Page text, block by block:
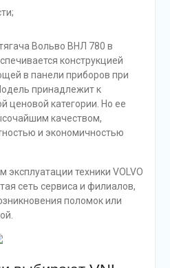
Вольво ВНЛ 780 в
конструкцией
в панели приборов при
принадлежит к
ценовой категории. Но ее
качеством,
и экономичностью
техники VOLVO
сеть сервиса и филиалов,
поломок или